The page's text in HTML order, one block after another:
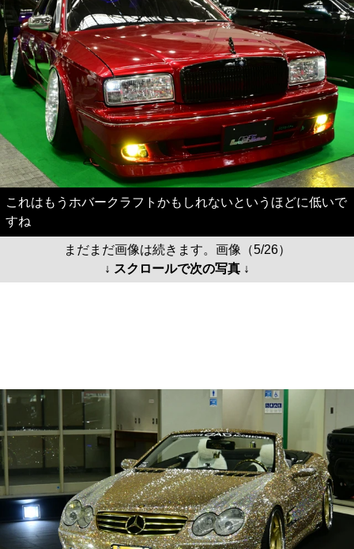
これはもうホバークラフトかもしれないというほどに低いで
すね
まだまだ画像は続きます。画像（5/26）
↓ スクロールで次の写真 ↓